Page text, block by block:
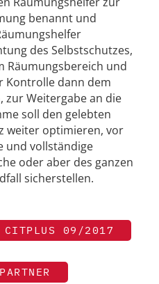
benannt und
des Selbstschutzes,
Räumungsbereich und
Kontrolle dann dem
zur Weitergabe an die
soll den gelebten
weiter optimieren, vor
und vollständige
oder aber des ganzen
sicherstellen.
CITPLUS 09/2017